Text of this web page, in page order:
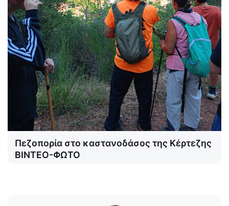
Πεζοπορία στο καστανοδάσος της Κέρτεζης
ΒΙΝΤΕΟ-ΦΩΤΟ